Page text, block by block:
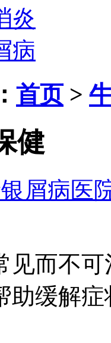
炎
病
首页>
健
屑病医
见而不
助缓解